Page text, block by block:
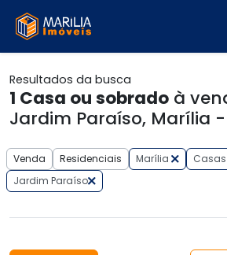
Resultados da busca
1 Casa ou sobrado à
Jardim Paraíso, Marília -
Venda Residenciais Marília
Jardim Paraíso